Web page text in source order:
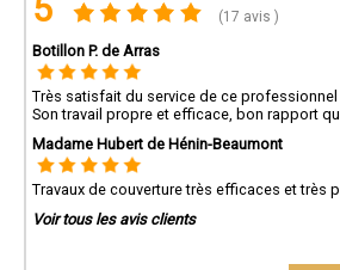
5 (17 avis )
Botillon P. de Arras
Très satisfait du service de ce
Son travail propre et efficace, bon rapport
Madame Hubert de Hénin-Beaumont
Travaux de couverture très efficaces et très
Voir tous les avis clients